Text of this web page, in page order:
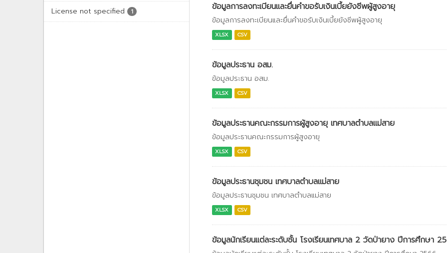
License not specified 1 ข้อมูลการลงทะเบียนและยื่นคำขอรับเงินเบี้ยยังชีพผู้สูงอายุ
ข้อมูลการลงทะเบียนและยื่นคำขอรับเงินเบี้ยยังชีพผู้สูงอายุ
XLSX CSV
ข้อมูลประธาน อสม.
ข้อมูลประธาน อสม.
XLSX CSV
ข้อมูลประธานคณะกรรมการผู้สูงอายุ เทศบาลตำบลแม่สาย
ข้อมูลประธานคณะกรรมการผู้สูงอายุ
XLSX CSV
ข้อมูลประธานชุมชน เทศบาลตำบลแม่สาย
ข้อมูลประธานชุมชน เทศบาลตำบลแม่สาย
XLSX CSV
ข้อมูลนักเรียนแต่ละระดับชั้น โรงเรียนเทศบาล 2 วัดป่ายาง ปีการศึกษา